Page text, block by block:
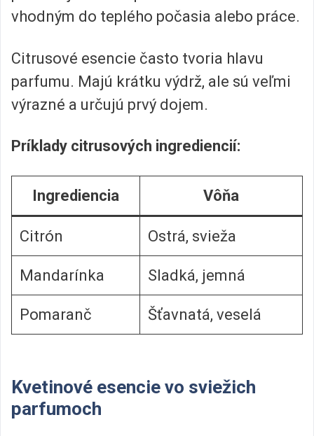
vhodným do teplého počasia alebo práce.
Citrusové esencie často tvoria hlavu
parfumu. Majú krátku výdrž, ale sú veľmi
výrazné a určujú prvý dojem.
Príklady citrusových ingrediencií:
Ingrediencia Vôňa
Citrón Ostrá, svieža
Mandarínka Sladká, jemná
Pomaranč Šťavnatá, veselá
Kvetinové esencie vo sviežich
parfumoch